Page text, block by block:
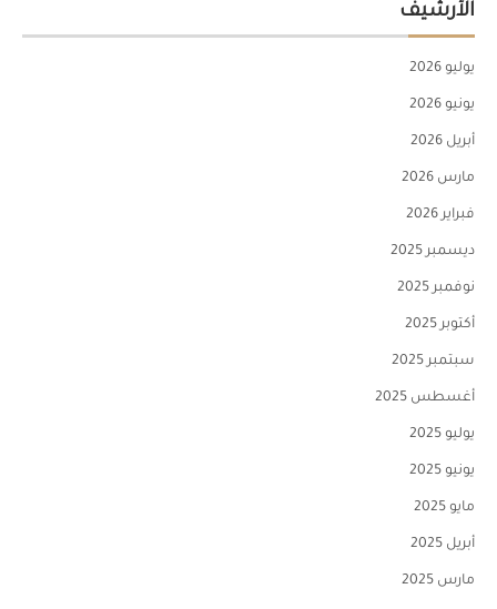
الأرشيف
يوليو 2026
يونيو 2026
أبريل 2026
مارس 2026
فبراير 2026
ديسمبر 2025
نوفمبر 2025
أكتوبر 2025
سبتمبر 2025
أغسطس 2025
يوليو 2025
يونيو 2025
مايو 2025
أبريل 2025
مارس 2025